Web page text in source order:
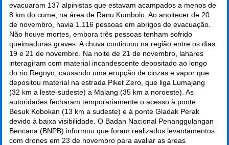
evacuaram 137 alpinistas que estavam acampados a menos de
8 km do cume, na área de Ranu Kumbolo. Ao anoitecer de 20
de novembro, havia 1.116 pessoas em abrigos de evacuação.
Não houve mortes, embora três pessoas tenham sofrido
queimaduras graves. A chuva continuou na região entre os dias
19 e 21 de novembro. Na noite de 21 de novembro, lahares
interagiram com material incandescente depositado ao longo
do rio Regoyo, causando uma erupção de cinzas e vapor que
depositou material na estrada Piket Zero, que liga Lumajang
(32 km a leste-sudeste) a Malang (35 km a noroeste). As
autoridades fecharam temporariamente o acesso à ponte
Besuk Kobokan (13 km a sudeste) e à ponte Gladak Perak
devido à baixa visibilidade. O Badan Nacional Penanggulangan
Bencana (BNPB) informou que foram realizados levantamentos
com drones em 23 de novembro para avaliar as áreas